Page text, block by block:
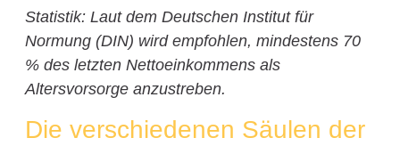
Statistik: Laut dem Deutschen Institut für
Normung (DIN) wird empfohlen, mindestens 70
% des letzten Nettoeinkommens als
Altersvorsorge anzustreben.
Die verschiedenen Säulen der